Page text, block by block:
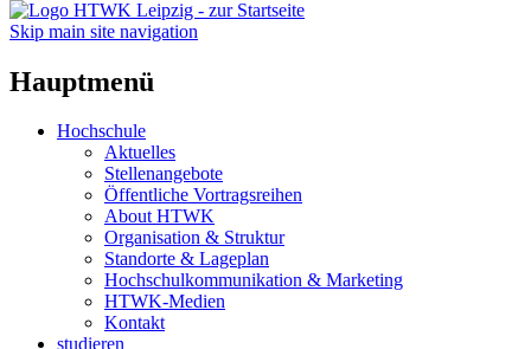
Skip main site navigation
Hauptmenü
Hochschule
Aktuelles
Stellenangebote
Öffentliche Vortragsreihen
About HTWK
Organisation & Struktur
Standorte & Lageplan
Hochschulkommunikation & Marketing
HTWK-Medien
Kontakt
studieren